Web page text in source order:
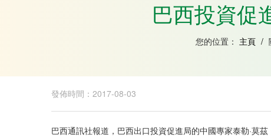
巴西投資促
您的位置： 主頁 /
發佈時間：2017-08-03
巴西通訊社報道，巴西出口投資促進局的中國專家泰勒·莫